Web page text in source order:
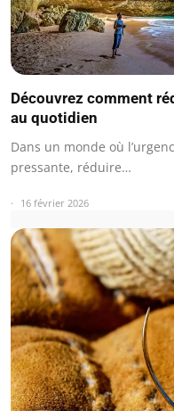
Découvrez comment
au quotidien
Dans un monde où
pressante, réduire…
16 février 2026